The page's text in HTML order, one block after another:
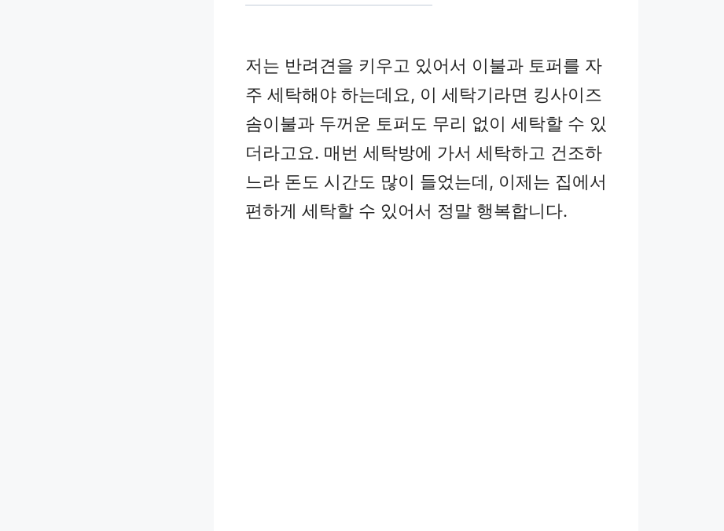
저는 반려견을 키우고 있어서 이불과 토퍼를 자
주 세탁해야 하는데요, 이 세탁기라면 킹사이즈
솜이불과 두꺼운 토퍼도 무리 없이 세탁할 수 있
더라고요. 매번 세탁방에 가서 세탁하고 건조하
느라 돈도 시간도 많이 들었는데, 이제는 집에서
편하게 세탁할 수 있어서 정말 행복합니다.